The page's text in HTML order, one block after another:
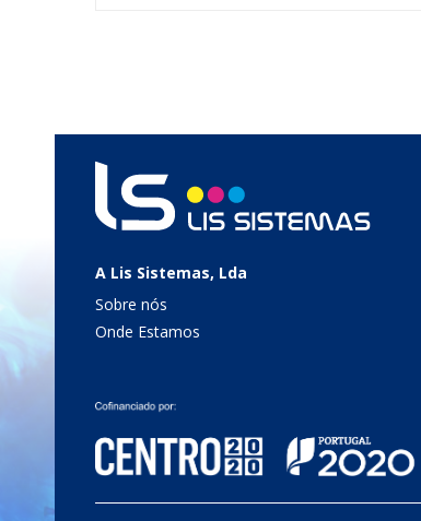
A Lis Sistemas, Lda
Sobre nós
Onde Estamos